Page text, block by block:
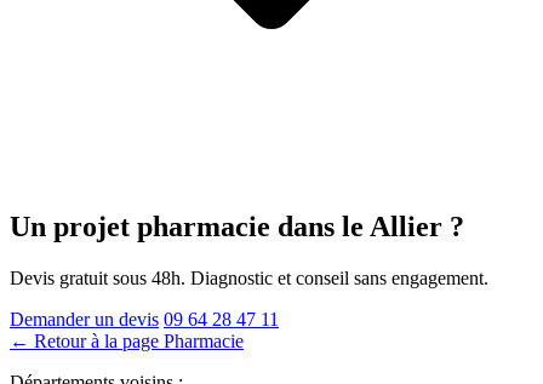
Un projet pharmacie dans le Allier ?
Devis gratuit sous 48h. Diagnostic et conseil sans engagement.
Demander un devis 09 64 28 47 11
← Retour à la page Pharmacie